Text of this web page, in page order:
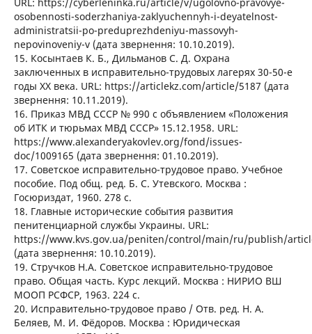
osobennosti-soderzhaniya-zaklyuchennyh-i-deyatelnost-
administratsii-po-preduprezhdeniyu-massovyh-
nepovinoveniy-v (дата звернення: 10.10.2019).
15. Косынтаев К. Б., Дильманов С. Д. Охрана
заключенных в исправительно-трудовых лагерях 30-50-е
годы ХХ века. URL: https://articlekz.com/article/5187 (дата
звернення: 10.11.2019).
16. Приказ МВД СССР № 990 с объявлением «Положения
об ИТК и тюрьмах МВД СССР» 15.12.1958. URL:
https://www.alexanderyakovlev.org/fond/issues-
doc/1009165 (дата звернення: 01.10.2019).
17. Советское исправительно-трудовое право. Учебное
пособие. Под общ. ред. Б. С. Утевского. Москва :
Госюриздат, 1960. 278 с.
18. Главные исторические события развития
пенитенциарной службы Украины. URL:
https://www.kvs.gov.ua/peniten/control/main/ru/publish/
(дата звернення: 10.10.2019).
19. Стручков Н.А. Советское исправительно-трудовое
право. Общая часть. Курс лекций. Москва : НИРИО ВШ
МООП РСФСР, 1963. 224 с.
20. Исправительно-трудовое право / Отв. ред. Н. А.
Беляев, М. И. Фёдоров. Москва : Юридическая